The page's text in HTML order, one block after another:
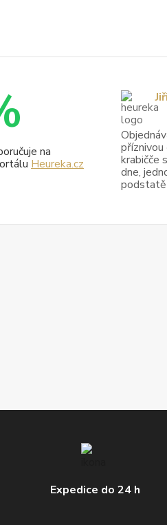
Expedice do 24 h
na
Heureka.cz
příznivou
krabičče
dne,
podstatě